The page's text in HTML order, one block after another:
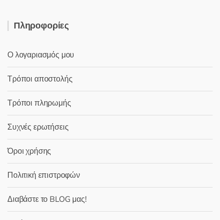
Πληροφορίες
Ο λογαριασμός μου
Τρόποι αποστολής
Τρόποι πληρωμής
Συχνές ερωτήσεις
Όροι χρήσης
Πολιτική επιστροφών
Διαβάστε το BLOG μας!